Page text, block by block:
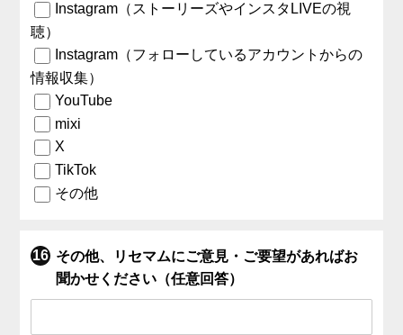
Instagram（ストーリーズやインスタLIVEの視
聴）
Instagram（フォローしているアカウントからの
情報収集）
YouTube
mixi
X
TikTok
その他
その他、リセマムにご意見・ご要望があればお
聞かせください（任意回答）